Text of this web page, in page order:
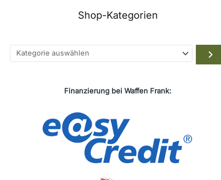
Shop-Kategorien
Kategorie
auswählen
Finanzierung bei Waffen Frank: